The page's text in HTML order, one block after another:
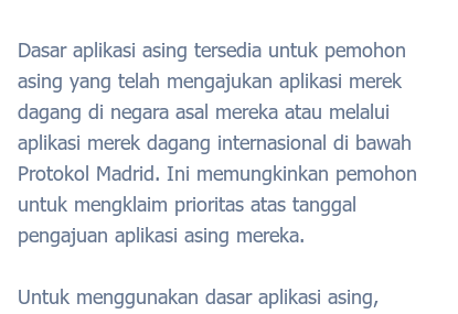
Dasar aplikasi asing tersedia untuk pemohon
asing yang telah mengajukan aplikasi merek
dagang di negara asal mereka atau melalui
aplikasi merek dagang internasional di bawah
Protokol Madrid. Ini memungkinkan pemohon
untuk mengklaim prioritas atas tanggal
pengajuan aplikasi asing mereka.
Untuk menggunakan dasar aplikasi asing,